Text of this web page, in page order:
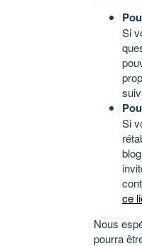
Si
Si
ce
Nous
pourra